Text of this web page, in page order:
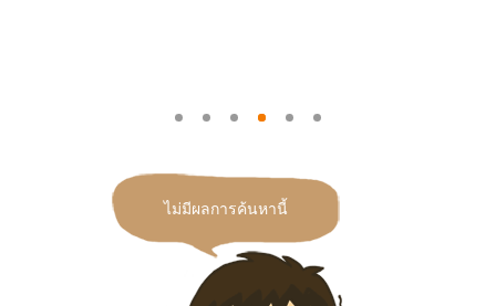
ไม่มีผลการค้นหานี้